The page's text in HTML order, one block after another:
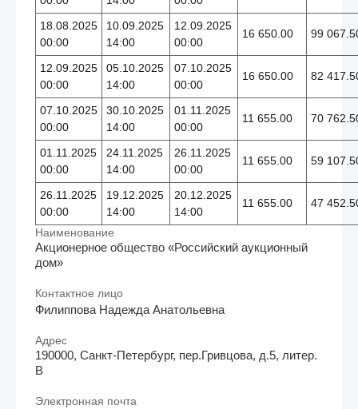
18.08.2025
00:00
10.09.2025
14:00
12.09.2025
00:00
16 650.00 99
12.09.2025
00:00
05.10.2025
14:00
07.10.2025
00:00
16 650.00 82
07.10.2025
00:00
30.10.2025
14:00
01.11.2025
00:00
11 655.00 70
01.11.2025
00:00
24.11.2025
14:00
26.11.2025
00:00
11 655.00 59
26.11.2025
00:00
19.12.2025
14:00
20.12.2025
14:00
11 655.00 47
Наименование
Акционерное общество «Российский аукционный
дом»
Контактное лицо
Филиппова Надежда Анатольевна
Адрес
190000, Санкт-Петербург, пер.Гривцова, д.5, литер.
В
Электронная почта